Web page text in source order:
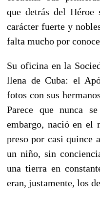
que detrás del Héroe
carácter fuerte y
falta mucho por
Su oficina en la
llena de Cuba: el
fotos con sus
Parece que nunca
embargo, nació en el
preso por casi quince
un niño, sin
una tierra en
eran, justamente, los